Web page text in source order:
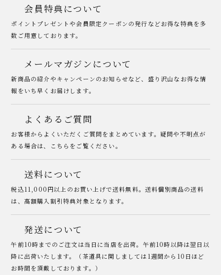
会員特典について
ポイントプレゼントや会員限定クーポンの発行などお得な特典を多
数ご用意しております。
メールマガジンについて
新商品の紹介やキャンペーンのお知らせなど、盛り沢山なお得な情
報をいち早くお届けします。
よくあるご質問
お客様からよくいただくご質問をまとめています。疑問や不明点が
ある場合は、こちらをご覧ください。
送料について
税込11,000円以上のお買い上げで送料無料。送料個別商品の送料
は、高額購入割引特典対象となります。
発送について
午前10時までのご注文は当日に当店を出荷。午前10時以降は翌日以
降に出荷いたします。（茶道具に関しましては1週間から10日ほど
お時間を頂戴しております。）